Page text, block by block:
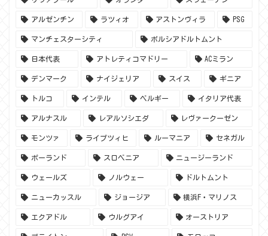
アルゼンチン ラツィオ アストンヴィラ PSG
マンチェスターシティ ボルシアドルトムント
日本代表 アトレティコマドリー ACミラン
デンマーク ナイジェリア スイス ギニア
トルコ インテル ベルギー イタリア代表
アルナスル レアルソシエダ レヴァークーゼン
モンツァ ライプツィヒ ルーマニア セネガル
ポーランド スロベニア ニュージーランド
ウェールズ ノルウェー ドルトムント
ニューカッスル ジョージア 横浜F・マリノス
エクアドル ウルグアイ オーストリア